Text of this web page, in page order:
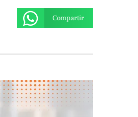
Compartir